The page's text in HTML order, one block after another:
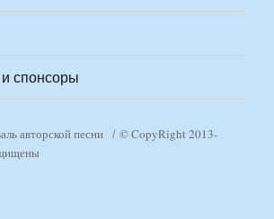
спонсоры
авторской песни
© CopyRight 2013-